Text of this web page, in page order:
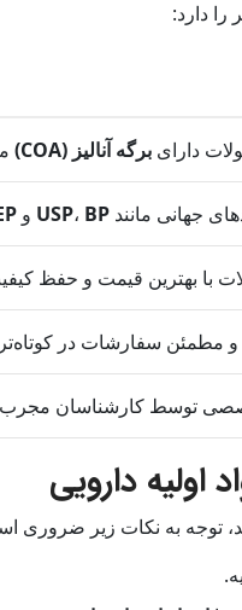
را دارد:
دارای برگه آنالیز (COA)
جهانی مانند USP، BP و
با بهترین قیمت و حفظ
و مطمئن سفارشات در
توسط کارشناسان مجرب
اولیه دارویی
توجه به نکات زیر ضروری